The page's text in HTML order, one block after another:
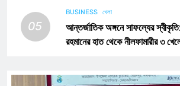
05
BUSINESS খেলা
আন্তর্জাতিক অঙ্গনে সাফল্যের স্বীকৃতি:
রহমানের হাত থেকে নীলফামারীর ৩